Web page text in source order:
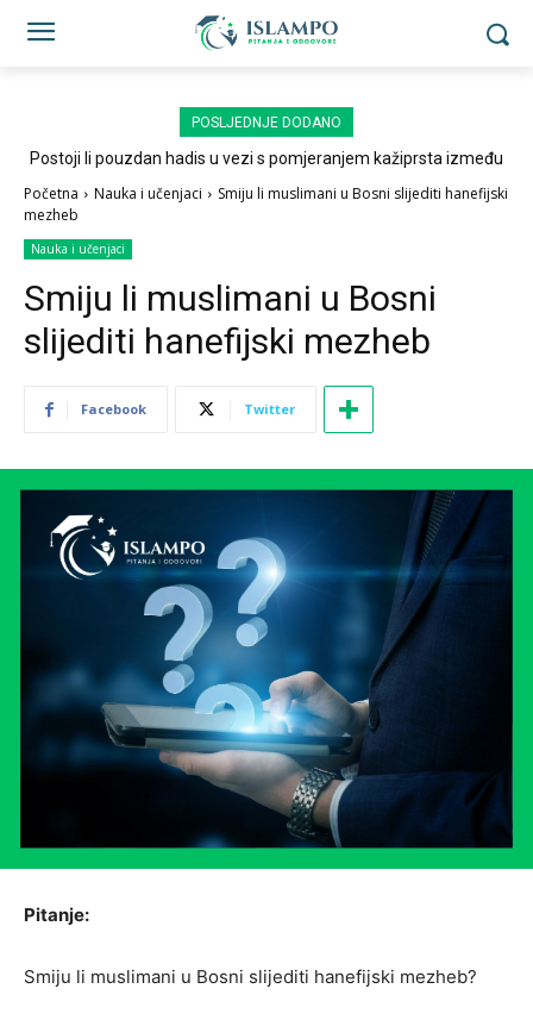
POSLJEDNJE DODANO
Postoji li pouzdan hadis u vezi s pomjeranjem kažiprsta između
Početna Nauka i učenjaci
Smiju li muslimani u Bosni slijediti hanefijski
mezheb
Nauka i učenjaci
Smiju li muslimani u Bosni
slijediti hanefijski mezheb
Facebook Twitter
Pitanje:
Smiju li muslimani u Bosni slijediti hanefijski mezheb?